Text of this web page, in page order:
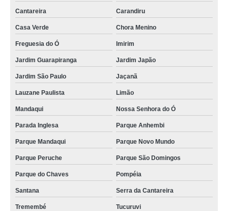
Cantareira Carandiru
Casa Verde Chora Menino
Freguesia do Ó Imirim
Jardim Guarapiranga Jardim Japão
Jardim São Paulo Jaçanã
Lauzane Paulista Limão
Mandaqui Nossa Senhora do Ó
Parada Inglesa Parque Anhembi
Parque Mandaqui Parque Novo Mundo
Parque Peruche Parque São Domingos
Parque do Chaves Pompéia
Santana Serra da Cantareira
Tremembé Tucuruvi